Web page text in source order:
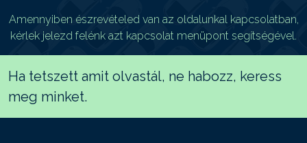
Amennyiben észrevételed van az oldalunkal kapcsolatban,
kérlek jelezd felénk azt kapcsolat menüpont segítségével.
Ha tetszett amit olvastál, ne habozz, keress
meg minket.